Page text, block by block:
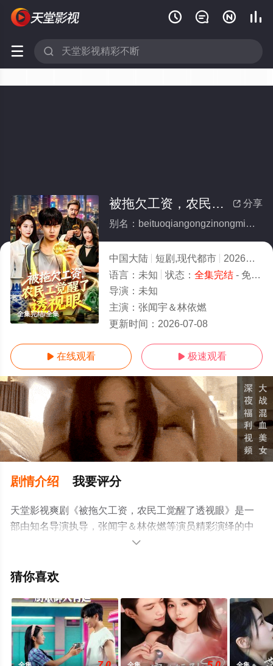
   
 
全集完结/全集
 分享
被拖欠工资，农民工觉醒了透视眼(全集)
别名：beituoqiangongzinongmingongjuexingliaotoushiyan
中国大陆 短剧,现代都市 2026
9.0
语言： 未知 状态： 全集完结- 免费在线观看
导演： 未知
主演： 张闻宇＆林依燃
更新时间： 2026-07-08
 在线观看  极速观看
剧情介绍 我要评分
天堂影视爽剧《被拖欠工资，农民工觉醒了透视眼》是一
部由知名导演执导，张闻宇＆林依燃等演员精彩演绎的中
国大陆电视剧，大结局剧情已揭晓（全集完结），手机免
多相关信息可移步至豆瓣电视剧、电视猫或剧情网等平台

猜你喜欢